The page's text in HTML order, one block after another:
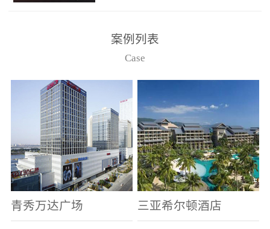
从监控主机上获取，最多
只能接6台，超过的需从现
案例列表
Case
青秀万达广场 三亚希尔顿酒店